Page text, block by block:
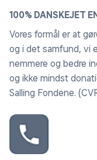
100% DANSKEJET
Vores formål er at
og i det samfund, vi
nemmere og bedre
og ikke mindst
Salling Fondene.